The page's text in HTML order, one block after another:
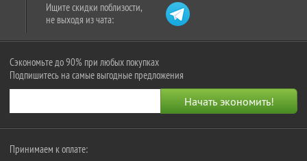
Ищите скидки поблизости,
не выходя из чата:
Сэкономьте до 90% при любых покупках
Подпишитесь на самые выгодные предложения
Принимаем к оплате: